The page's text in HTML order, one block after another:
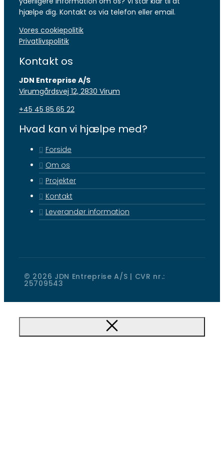
hjælpe dig. Kontakt os via telefon eller email.
Vores cookiepolitik
Privatlivspolitik
Kontakt os
JDN Entreprise A/S
Virumgårdsvej 12, 2830 Virum​
+45 45 85 65 22
Hvad kan vi hjælpe med?
Forside
Om os
Projekter
Kontakt
Leverandør information
© 2026 JDN Entreprise A/S | CVR nr.:
25709543